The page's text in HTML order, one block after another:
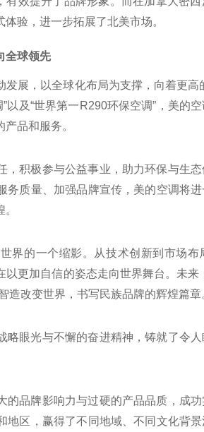
验，进一步拓展了北美市场。
全球领先
展，以全球化布局为支撑，向着更高
以及“世界第一R290环保空调”，美的
品和服务。
，积极参与公益事业，助力环保与生
务质量、加强品牌宣传，美的空调将
界的一个缩影。从技术创新到市场布
更加自信的姿态走向世界舞台。未来
造改变世界，书写民族品牌的辉煌篇章
略眼光与不懈的奋进精神，铸就了令
的品牌影响力与过硬的产品品质，成
地区，赢得了不同地域、不同文化背